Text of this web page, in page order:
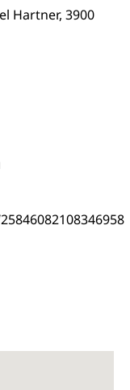
Hartner, 3900